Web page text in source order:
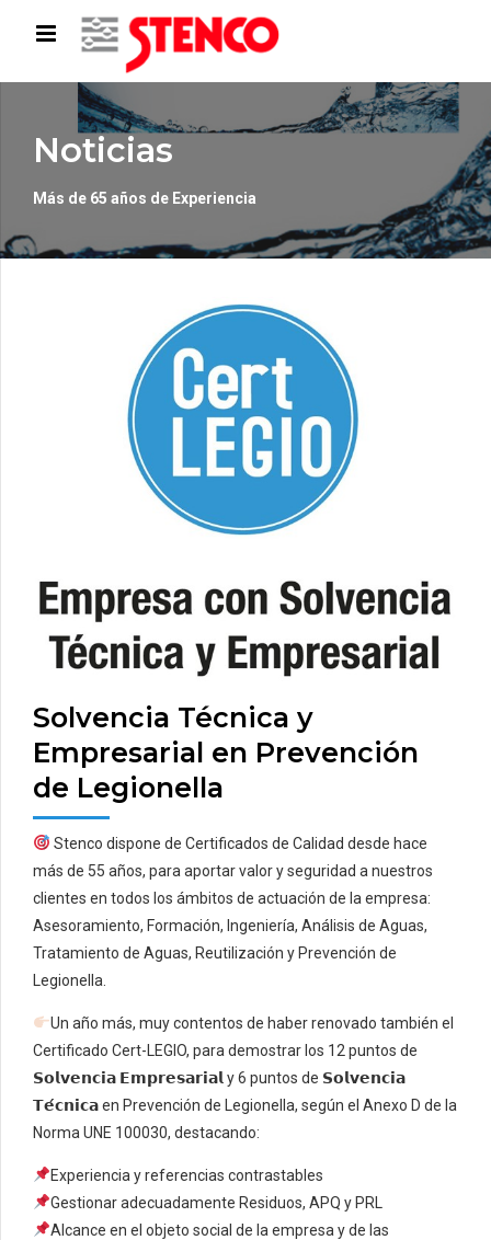
Noticias
Más de 65 años de Experiencia
Solvencia Técnica y
Empresarial en Prevención
de Legionella
Stenco dispone de Certificados de Calidad desde hace
más de 55 años, para aportar valor y seguridad a nuestros
clientes en todos los ámbitos de actuación de la empresa:
Asesoramiento, Formación, Ingeniería, Análisis de Aguas,
Tratamiento de Aguas, Reutilización y Prevención de
Legionella.
Un año más, muy contentos de haber renovado también el
Certificado Cert-LEGIO, para demostrar los 12 puntos de
𝗦𝗼𝗹𝘃𝗲𝗻𝗰𝗶𝗮 𝗘𝗺𝗽𝗿𝗲𝘀𝗮𝗿𝗶𝗮𝗹 y 6 puntos de 𝗦𝗼𝗹𝘃𝗲𝗻𝗰𝗶𝗮
𝗧𝗲́𝗰𝗻𝗶𝗰𝗮 en Prevención de Legionella, según el Anexo D de la
Norma UNE 100030, destacando:
Experiencia y referencias contrastables
Gestionar adecuadamente Residuos, APQ y PRL
Alcance en el objeto social de la empresa y de las